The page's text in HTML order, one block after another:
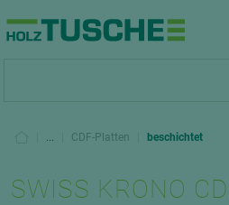
... CDF-Platten beschichtet
SWISS KRONO